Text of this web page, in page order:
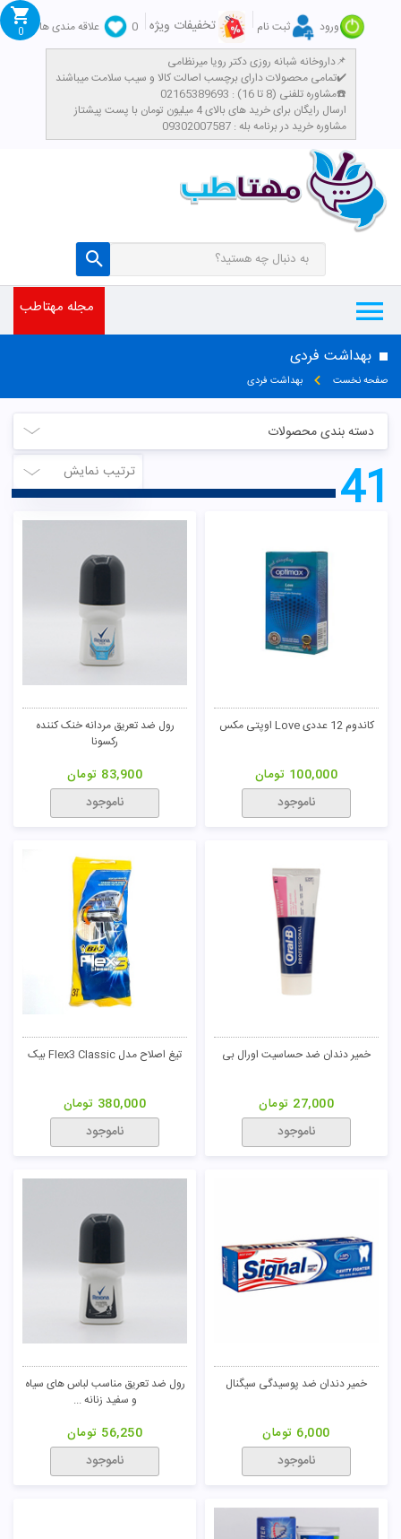
ورود ثبت نام تخفیفات ویژه 0
علاقه مندی ها
داروخانه شبانه روزی دکتر رویا میرنظامی📌
تمامی محصولات دارای برچسب اصالت کالا و سیب سلامت میباشند✔️
مشاوره تلفنی (8 تا 16) : 02165389693☎️
​ارسال رایگان برای خرید های بالای 4 میلیون تومان با پست پیشتاز
مشاوره خرید در برنامه بله : 09302007587
0
مجله مهتاطب
بهداشت فردی
صفحه نخست بهداشت فردی
دسته بندی محصولات
ترتیب نمایش
41
کاندوم 12 عددی Love اوپتی مکس
100,000 تومان
ناموجود
رول ضد تعریق مردانه خنک کننده
رکسونا
83,900 تومان
ناموجود
خمیر دندان ضد حساسیت اورال بی
27,000 تومان
ناموجود
تیغ اصلاح مدل Flex3 Classic بیک
380,000 تومان
ناموجود
خمیر دندان ضد پوسیدگی سیگنال
6,000 تومان
ناموجود
رول ضد تعریق مناسب لباس های سیاه
و سفید زنانه ...
56,250 تومان
ناموجود